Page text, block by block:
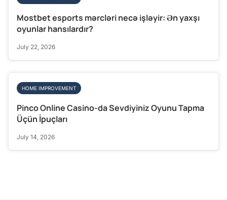
Mostbet esports mərcləri necə işləyir: Ən yaxşı
oyunlar hansılardır?
July 22, 2026
HOME IMPROVEMENT
Pinco Online Casino-da Sevdiyiniz Oyunu Tapma
Üçün İpuçları
July 14, 2026